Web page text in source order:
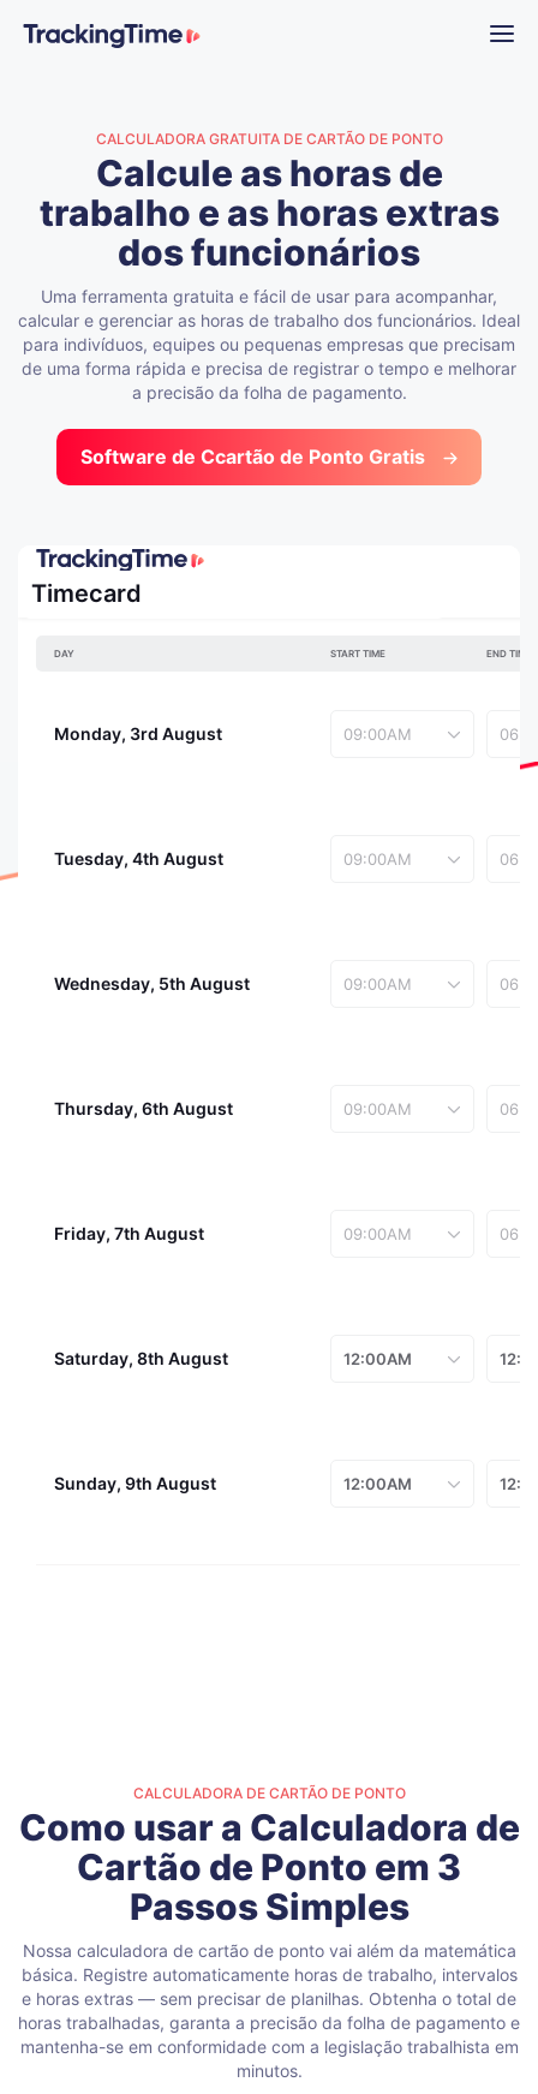
CALCULADORA GRATUITA DE CARTÃO DE PONTO
Calcule as horas de
trabalho e as horas extras
dos funcionários
Uma ferramenta gratuita e fácil de usar para acompanhar,
calcular e gerenciar as horas de trabalho dos funcionários. Ideal
para indivíduos, equipes ou pequenas empresas que precisam
de uma forma rápida e precisa de registrar o tempo e melhorar
a precisão da folha de pagamento.
Software de Ccartão de Ponto Gratis
CALCULADORA DE CARTÃO DE PONTO
Como usar a Calculadora de
Cartão de Ponto em 3
Passos Simples
Nossa calculadora de cartão de ponto vai além da matemática
básica. Registre automaticamente horas de trabalho, intervalos
e horas extras — sem precisar de planilhas. Obtenha o total de
horas trabalhadas, garanta a precisão da folha de pagamento e
mantenha-se em conformidade com a legislação trabalhista em
minutos.